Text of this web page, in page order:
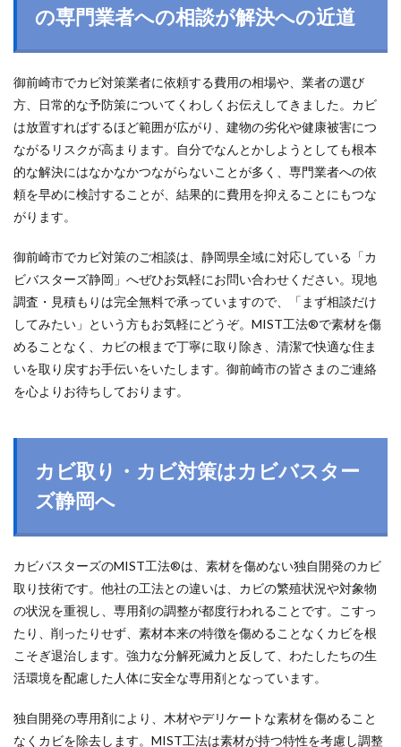
の専門業者への相談が解決への近道
御前崎市でカビ対策業者に依頼する費用の相場や、業者の選び
方、日常的な予防策についてくわしくお伝えしてきました。カビ
は放置すればするほど範囲が広がり、建物の劣化や健康被害につ
ながるリスクが高まります。自分でなんとかしようとしても根本
的な解決にはなかなかつながらないことが多く、専門業者への依
頼を早めに検討することが、結果的に費用を抑えることにもつな
がります。
御前崎市でカビ対策のご相談は、静岡県全域に対応している「カ
ビバスターズ静岡」へぜひお気軽にお問い合わせください。現地
調査・見積もりは完全無料で承っていますので、「まず相談だけ
してみたい」という方もお気軽にどうぞ。MIST工法®で素材を傷
めることなく、カビの根まで丁寧に取り除き、清潔で快適な住ま
いを取り戻すお手伝いをいたします。御前崎市の皆さまのご連絡
を心よりお待ちしております。
カビ取り・カビ対策はカビバスター
ズ静岡へ
カビバスターズのMIST工法®は、素材を傷めない独自開発のカビ
取り技術です。他社の工法との違いは、カビの繁殖状況や対象物
の状況を重視し、専用剤の調整が都度行われることです。こすっ
たり、削ったりせず、素材本来の特徴を傷めることなくカビを根
こそぎ退治します。強力な分解死滅力と反して、わたしたちの生
活環境を配慮した人体に安全な専用剤となっています。
独自開発の専用剤により、木材やデリケートな素材を傷めること
なくカビを除去します。MIST工法は素材が持つ特性を考慮し調整